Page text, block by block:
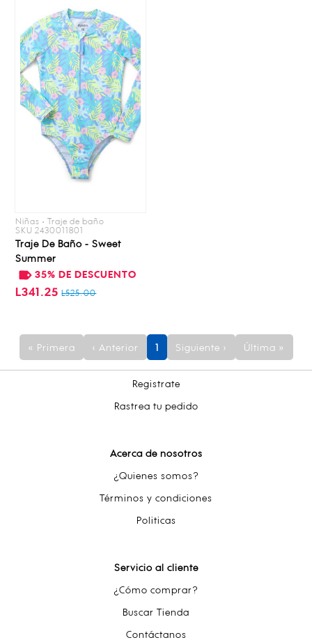
Niñas • Traje de baño
SKU 2430011801
Traje De Baño - Sweet
Summer
35% DE DESCUENTO
L341.25 L525.00
« Primera ‹ Anterior 1 Siguiente › Última »
Registrate
Rastrea tu pedido
Acerca de nosotros
¿Quienes somos?
Términos y condiciones
Politicas
Servicio al cliente
¿Cómo comprar?
Buscar Tienda
Contáctanos